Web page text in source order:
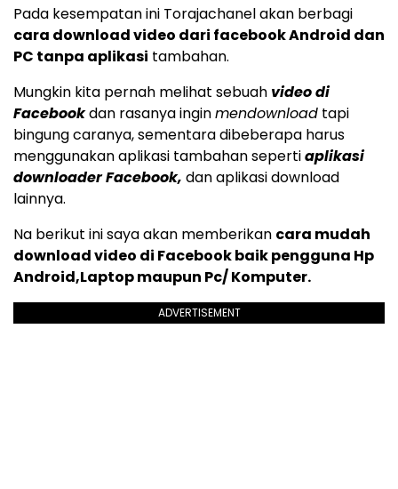
Pada kesempatan ini Torajachanel akan berbagi
cara download video dari facebook Android dan
PC tanpa aplikasi tambahan.
Mungkin kita pernah melihat sebuah video di
Facebookdan rasanya inginmendownload tapi
bingung caranya, sementara dibeberapa harus
menggunakan aplikasi tambahan sepertiaplikasi
downloader Facebook, dan aplikasi download
lainnya.
Na berikut ini saya akan memberikan cara mudah
download video di Facebook baik pengguna Hp
Android,Laptop maupun Pc/ Komputer.
ADVERTISEMENT